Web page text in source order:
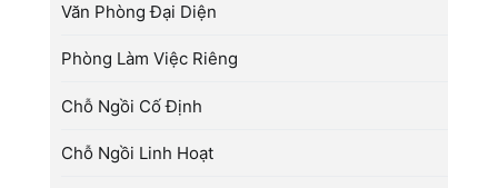
Văn Phòng Đại Diện
Phòng Làm Việc Riêng
Chỗ Ngồi Cố Định
Chỗ Ngồi Linh Hoạt